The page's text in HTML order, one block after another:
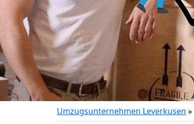
Umzugsunternehmen Leverkusen »